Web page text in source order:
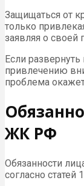
Защищаться от
только
заявляя о своей
Если
привлечению
проблема
ЖК РФ
Обязанности
согласно